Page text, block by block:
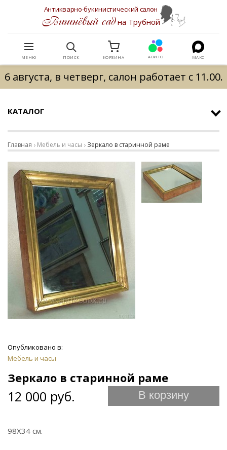
Антикварно-букинистический салон
Вишнёвый садна Трубной
МЕНЮ ПОИСК КОРЗИНА АВИТО МАКС
6 августа, в четверг, салон работает с 11.00.
КАТАЛОГ
Главная Мебель и часы Зеркало в старинной раме
Опубликовано в:
Мебель и часы
Зеркало в старинной раме
12 000 руб. В корзину
98Х34 см.